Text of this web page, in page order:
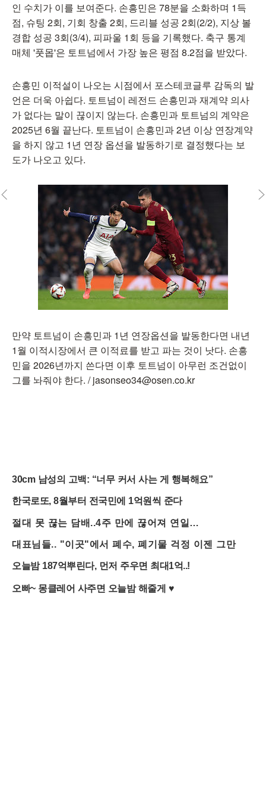
인 수치가 이를 보여준다. 손흥민은 78분을 소화하며 1득
점, 슈팅 2회, 기회 창출 2회, 드리블 성공 2회(2/2), 지상 볼
경합 성공 3회(3/4), 피파울 1회 등을 기록했다. 축구 통계
매체 '풋몹'은 토트넘에서 가장 높은 평점 8.2점을 받았다.
손흥민 이적설이 나오는 시점에서 포스테코글루 감독의 발
언은 더욱 아쉽다. 토트넘이 레전드 손흥민과 재계약 의사
가 없다는 말이 끊이지 않는다. 손흥민과 토트넘의 계약은
2025년 6월 끝난다. 토트넘이 손흥민과 2년 이상 연장계약
을 하지 않고 1년 연장 옵션을 발동하기로 결정했다는 보
도가 나오고 있다.
만약 토트넘이 손흥민과 1년 연장옵션을 발동한다면 내년
1월 이적시장에서 큰 이적료를 받고 파는 것이 낫다. 손흥
민을 2026년까지 쓴다면 이후 토트넘이 아무런 조건없이
그를 놔줘야 한다. / jasonseo34@osen.co.kr